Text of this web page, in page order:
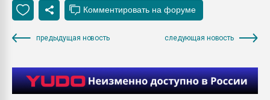
предыдущая новость следующая новость